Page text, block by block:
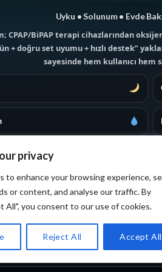
privacy
to enhance your browsing experience,
or content, and analyse our traffic. By
All", you consent to our use of cookies.
Reject All Accept All
Uyku • Solunum • Evde
CPAP/BiPAP terapi cihazlarından
+ doğru set uyumu + hızlı destek”
sayesinde hem kullanıcı hem
kararlar kişisel koşullara göre değişebilir.
hızlı